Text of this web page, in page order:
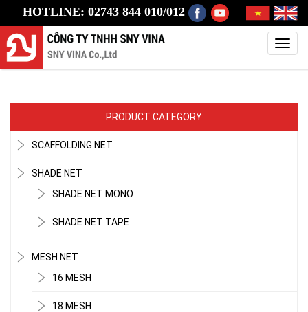
HOTLINE: 02743 844 010/012
PRODUCT CATEGORY
SCAFFOLDING NET
SHADE NET
SHADE NET MONO
SHADE NET TAPE
MESH NET
16 MESH
18 MESH